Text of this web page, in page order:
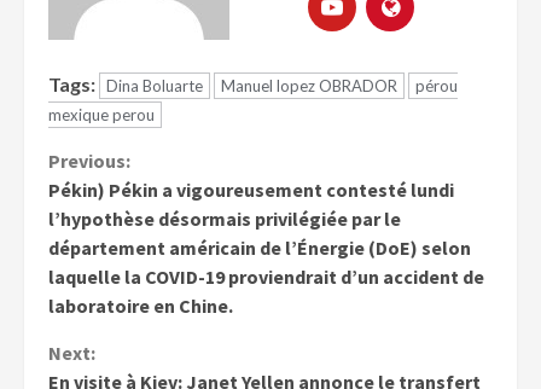
Tags: Dina Boluarte Manuel lopez OBRADOR
pérou
mexique perou
Previous:
Pékin) Pékin a vigoureusement contesté lundi
l’hypothèse désormais privilégiée par le
département américain de l’Énergie (DoE) selon
laquelle la COVID-19 proviendrait d’un accident de
laboratoire en Chine.
Next:
En visite à Kiev: Janet Yellen annonce le transfert